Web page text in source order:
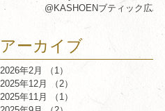
@KASHOENブティック広島
アーカイブ
2026年2月 （1）
2025年12月
（2）
2025年11月
（1）